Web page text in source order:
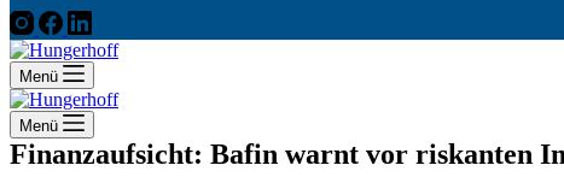
Menü
Menü
Finanzaufsicht: Bafin warnt vor riskanten